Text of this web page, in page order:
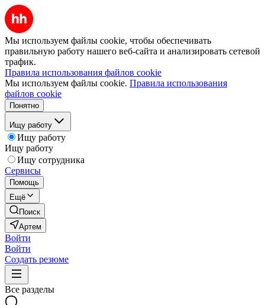
Мы используем файлы cookie, чтобы обеспечивать
правильную работу нашего веб-сайта и анализировать сетевой
трафик.
Правила использования файлов cookie
Мы используем файлы cookie. Правила использования
файлов cookie
Понятно
Ищу работу
Ищу работу
Ищу работу
Ищу сотрудника
Сервисы
Помощь
Ещё
Поиск
Артем
Войти
Войти
Создать резюме
Все разделы